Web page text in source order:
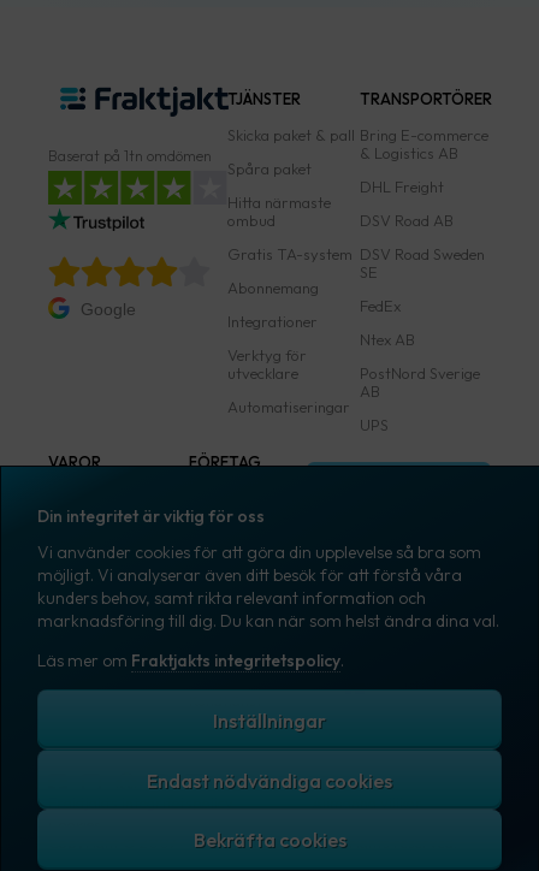
Baserat på 1tn omdömen
Google
TJÄNSTER
Skicka paket & pall
Spåra paket
Hitta närmaste
ombud
Gratis TA-system
Abonnemang
Integrationer
Verktyg för
utvecklare
Automatiseringar
TRANSPORTÖRER
Bring E-commerce
& Logistics AB
DHL Freight
DSV Road AB
DSV Road Sweden
SE
FedEx
Ntex AB
PostNord Sverige
AB
UPS
VAROR
Märkning
Emballage
Emballagetillbehör
Kontorsvaror
FÖRETAG
Pressrum
Medarbetare
Jobb & karriär
Nyhetsarkiv
Blogg
Skapa konto
Copyright © 2007 – 2026 Fraktjakt AB. All rights reserved.
Din integritet är viktig för oss
Vi använder cookies för att göra din upplevelse så bra som
möjligt. Vi analyserar även ditt besök för att förstå våra
kunders behov, samt rikta relevant information och
marknadsföring till dig. Du kan när som helst ändra dina val.
Läs mer om Fraktjakts integritetspolicy.
Inställningar
Endast nödvändiga cookies